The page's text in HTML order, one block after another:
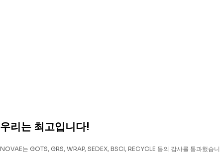
우리는 최고입니다!
NOVAE는 GOTS, GRS, WRAP, SEDEX, BSCI, RECYCLE 등의 감사를 통과했습니